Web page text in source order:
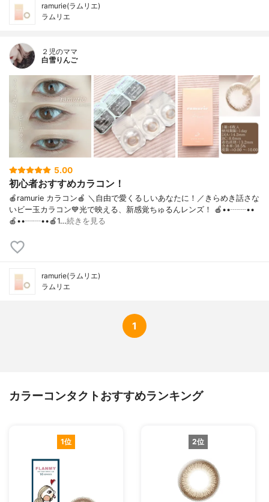
ramurie(ラムリエ)
ラムリエ
２児のママ
白雪りんご
5.00
初心者おすすめカラコン！
🍎ramurie カラコン🍎 ＼自由で愛くるしいあなたに！／きらめき話さな
いビー玉カラコン💙光で映える、新感覚ちゅるんレンズ！ 🍎••┈┈••
🍎••┈┈••🍎1…続きを見る
ramurie(ラムリエ)
ラムリエ
1
カラーコンタクトおすすめランキング
1位 2位